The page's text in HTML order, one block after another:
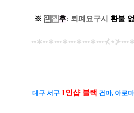
※ 입 실 후: 퇴폐요구시 환불 없
••∗••∗•••∗•••∗•••∗•••⊀ ⋆⊁•••∗
대구 서구 1인샵 블랙 건마, 아로